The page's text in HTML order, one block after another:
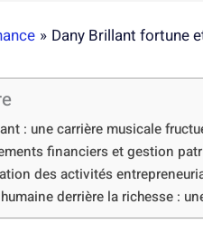
Dany Brillant fortune
: une carrière musicale
financiers et gestion
des activités
derrière la richesse :